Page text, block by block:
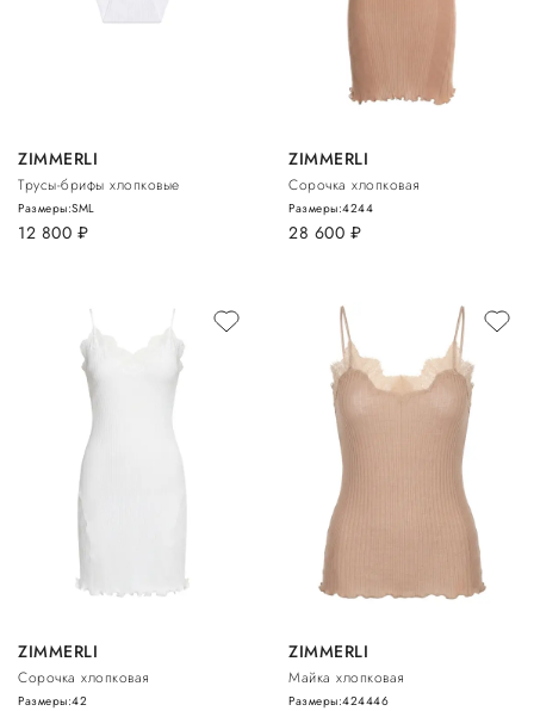
ZIMMERLI
Трусы-брифы хлопковые
12 800 руб.
Размеры:SML
ZIMMERLI
Сорочка хлопковая
28 600 руб.
Размеры:4244
ZIMMERLI
Сорочка хлопковая
Размеры:42
ZIMMERLI
Майка хлопковая
Размеры:424446